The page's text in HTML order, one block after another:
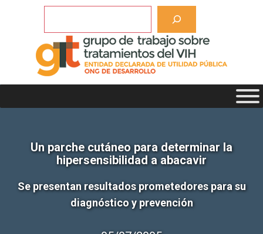
Un parche cutáneo para determinar la
hipersensibilidad a abacavir
Se presentan resultados prometedores para su
diagnóstico y prevención